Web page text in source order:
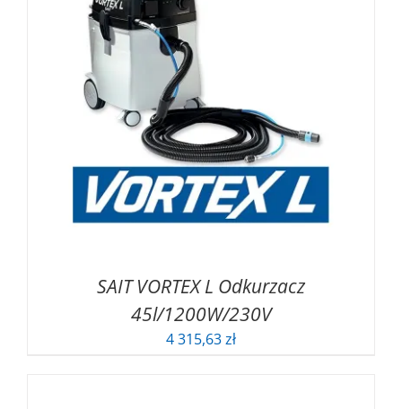
SAIT VORTEX L Odkurzacz
45l/1200W/230V
4 315,63zł